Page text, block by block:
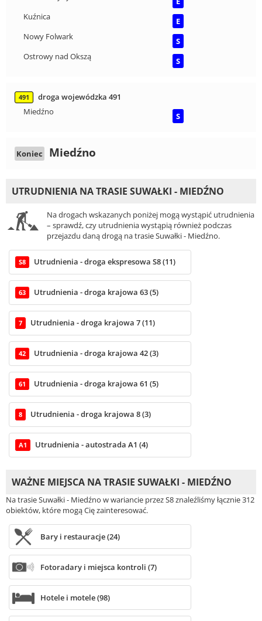
Kuźnica
E
Nowy Folwark
S
Ostrowy nad Okszą
S
491
droga wojewódzka 491
Miedźno
S
Koniec Miedźno
UTRUDNIENIA NA TRASIE SUWAŁKI - MIEDŹNO
Na drogach wskazanych poniżej mogą wystąpić utrudnienia
– sprawdź, czy utrudnienia wystąpią również podczas
przejazdu daną drogą na trasie Suwałki - Miedźno.
S8 Utrudnienia - droga ekspresowa S8 (11)
63 Utrudnienia - droga krajowa 63 (5)
7 Utrudnienia - droga krajowa 7 (11)
42 Utrudnienia - droga krajowa 42 (3)
61 Utrudnienia - droga krajowa 61 (5)
8 Utrudnienia - droga krajowa 8 (3)
A1 Utrudnienia - autostrada A1 (4)
WAŻNE MIEJSCA NA TRASIE SUWAŁKI - MIEDŹNO
Na trasie Suwałki - Miedźno w wariancie przez S8 znaleźliśmy łącznie 312
obiektów, które mogą Cię zainteresować.
Bary i restauracje (24)
Fotoradary i miejsca kontroli (7)
Hotele i motele (98)